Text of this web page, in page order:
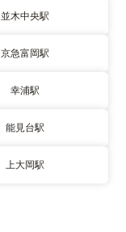
並木中央駅
京急富岡駅
幸浦駅
能見台駅
上大岡駅